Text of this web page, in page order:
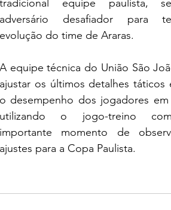
tradicional equipe paulista,
adversário desafiador para
evolução do time de Araras.
A equipe técnica do União São
ajustar os últimos detalhes táticos
o desempenho dos jogadores em
utilizando o jogo-treino
importante momento de
ajustes para a Copa Paulista.